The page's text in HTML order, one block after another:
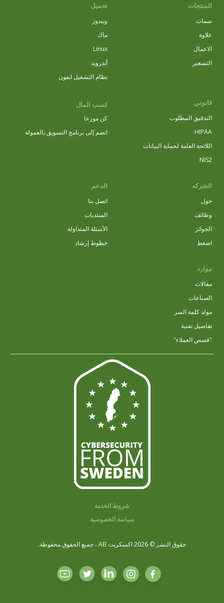
المنتجات
سمات
علاوة
الاعمال
التسعير
تحميل
ويندوز
ماك
Linux
أندرويد
نظام التشغيل ايفون
قانوني
التدقيق المطلوب
HIPAA
اللائحة العامة لحماية البيانات
NIS2
كسب المال
كن موزعا
انضم إلى برنامج التسويق بالعمولة
الشركه
حول
وظائف
الجوائز
اضغط
الدعم
اتصل بنا
المنتديات
الأسئلة المتداولة
خطوط إرشاد
موارد
مقالات
الصناعات
مولد كلمة السر
تفاصيل تقنية
"قصص العملاء"
شروط الخدمة
سياسة الخصوصية
حقوق النشر © 2026 اكسكربت AB ، جميع الحقوق محفوظة.